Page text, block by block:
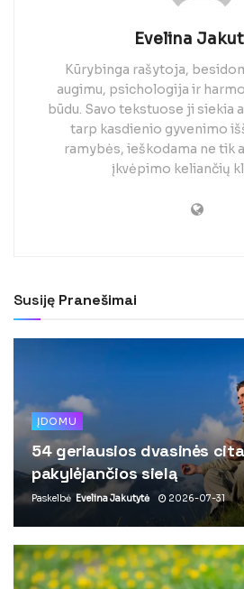
Evelina
Kūrybinga rašytoja,
augimu, psichologija ir
būdu. Savo tekstuose ji siekia
tarp kasdienio gyvenimo
ramybės, ieškodama ne tik
įkvėpimo keliančių
Susiję Pranešimai
ĮDOMU
54 geriausios dvasinės
pakylėjančios sielą
Paskelbė Evelina Jakutytė 2026-07-31